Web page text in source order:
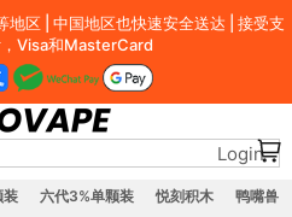
区 | 中国地区也快速安全送达 | 接受支
Visa和MasterCard
Login
装 六代3%单颗装 悦刻积木
鸭嘴兽